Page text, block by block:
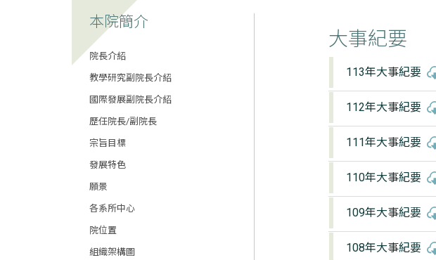
本院簡介
院長介紹
教學研究副院長介紹
國際發展副院長介紹
歷任院長/副院長
宗旨目標
發展特色
願景
各系所中心
院位置
組織架構圖
大事紀要
113年大事紀要
112年大事紀要
111年大事紀要
110年大事紀要
109年大事紀要
108年大事紀要